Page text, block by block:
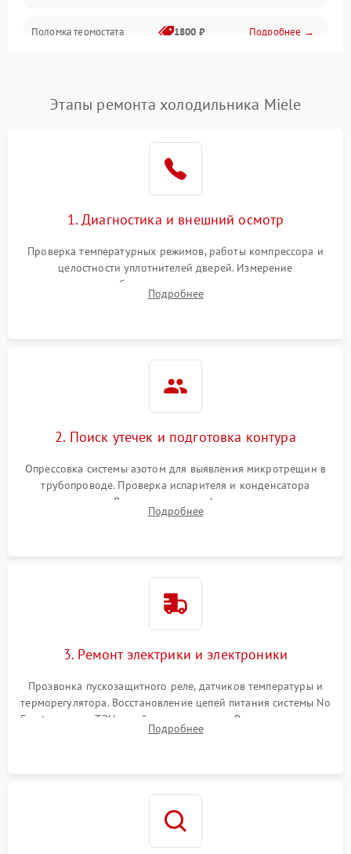
Поломка термостата 1800 ₽ Подробнее →
Поломка системы No Frost 2600 ₽ Подробнее →
работе
2000 ₽ Подробнее →
1000 ₽
1800 ₽
Этапы ремонта холодильника Miele
1. Диагностика и внешний осмотр
Проверка температурных режимов, работы компрессора и
целостности уплотнителей дверей. Измерение
сопротивления обмоток мотора, проверка термостата и
считывание кодов ошибок с электронного дисплея.
Подробнее
2. Поиск утечек и подготовка контура
Опрессовка системы азотом для выявления микротрещин в
трубопроводе. Проверка испарителя и конденсатора
течеискателем. Демонтаж старого фильтра-осушителя и
продувка капиллярной трубки для устранения засоров.
Подробнее
3. Ремонт электрики и электроники
Прозвонка пускозащитного реле, датчиков температуры и
терморегулятора. Восстановление цепей питания системы No
Frost, включая ТЭН оттайки и вентилятор. Ремонт или замена
платы управления при сбоях алгоритмов.
Подробнее